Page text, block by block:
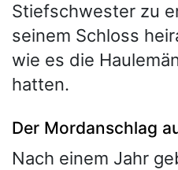
Stiefschwester zu
seinem Schloss
wie es die
hatten.
Der Mordanschlag
Nach einem Jahr